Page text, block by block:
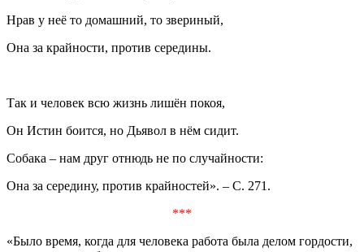
Нрав у неё то домашний, то звериный,
Она за крайности, против середины.
Так и человек всю жизнь лишён покоя,
Он Истин боится, но Дьявол в нём сидит.
Собака – нам друг отнюдь не по случайности:
Она за середину, против крайностей». – С. 271.
***
«Было время, когда для человека работа была делом гордости,